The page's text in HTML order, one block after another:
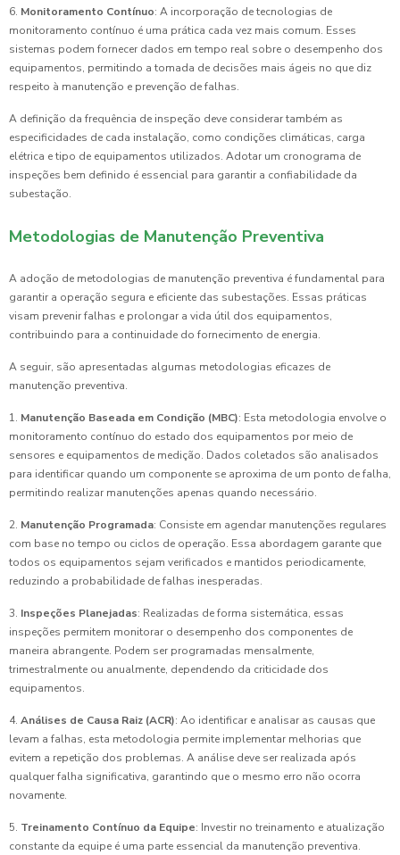
6. Monitoramento Contínuo: A incorporação de tecnologias de
monitoramento contínuo é uma prática cada vez mais comum. Esses
sistemas podem fornecer dados em tempo real sobre o desempenho dos
equipamentos, permitindo a tomada de decisões mais ágeis no que diz
respeito à manutenção e prevenção de falhas.
A definição da frequência de inspeção deve considerar também as
especificidades de cada instalação, como condições climáticas, carga
elétrica e tipo de equipamentos utilizados. Adotar um cronograma de
inspeções bem definido é essencial para garantir a confiabilidade da
subestação.
Metodologias de Manutenção Preventiva
A adoção de metodologias de manutenção preventiva é fundamental para
garantir a operação segura e eficiente das subestações. Essas práticas
visam prevenir falhas e prolongar a vida útil dos equipamentos,
contribuindo para a continuidade do fornecimento de energia.
A seguir, são apresentadas algumas metodologias eficazes de
manutenção preventiva.
1. Manutenção Baseada em Condição (MBC): Esta metodologia envolve o
monitoramento contínuo do estado dos equipamentos por meio de
sensores e equipamentos de medição. Dados coletados são analisados
para identificar quando um componente se aproxima de um ponto de falha,
permitindo realizar manutenções apenas quando necessário.
2. Manutenção Programada: Consiste em agendar manutenções regulares
com base no tempo ou ciclos de operação. Essa abordagem garante que
todos os equipamentos sejam verificados e mantidos periodicamente,
reduzindo a probabilidade de falhas inesperadas.
3. Inspeções Planejadas: Realizadas de forma sistemática, essas
inspeções permitem monitorar o desempenho dos componentes de
maneira abrangente. Podem ser programadas mensalmente,
trimestralmente ou anualmente, dependendo da criticidade dos
equipamentos.
4. Análises de Causa Raiz (ACR): Ao identificar e analisar as causas que
levam a falhas, esta metodologia permite implementar melhorias que
evitem a repetição dos problemas. A análise deve ser realizada após
qualquer falha significativa, garantindo que o mesmo erro não ocorra
novamente.
5. Treinamento Contínuo da Equipe: Investir no treinamento e atualização
constante da equipe é uma parte essencial da manutenção preventiva.